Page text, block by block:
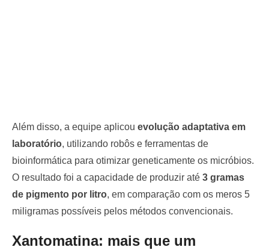
Além disso, a equipe aplicou evolução adaptativa em
laboratório, utilizando robôs e ferramentas de
bioinformática para otimizar geneticamente os micróbios.
O resultado foi a capacidade de produzir até 3 gramas
de pigmento por litro, em comparação com os meros 5
miligramas possíveis pelos métodos convencionais.
Xantomatina: mais que um